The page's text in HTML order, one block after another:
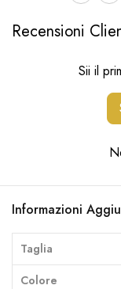
Recensioni
Sii il
Informazioni
Taglia
Colore